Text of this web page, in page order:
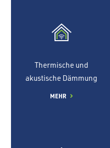
Thermische und
akustische Dämmung
MEHR